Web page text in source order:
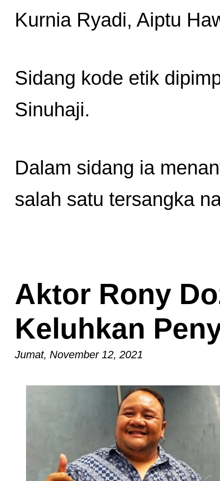
Kurnia Ryadi, Aiptu
Sidang kode etik
Sinuhaji.
Dalam sidang ia
salah satu tersangka
Aktor Rony
Keluhkan
Jumat, November 12, 2021